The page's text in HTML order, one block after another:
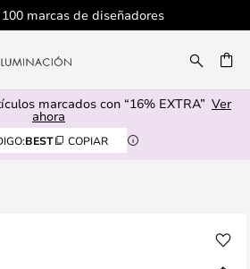
marcas de diseñadores
marcados con “16% EXTRA” Ver
ahora
BEST COPIAR